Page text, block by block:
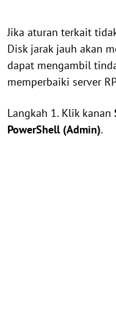
Jika aturan terkait
Disk jarak jauh akan
dapat mengambil
memperbaiki server
Langkah 1. Klik kanan
PowerShell (Admin).